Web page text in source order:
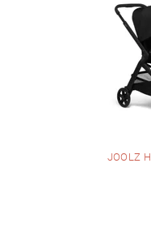
JOOLZ